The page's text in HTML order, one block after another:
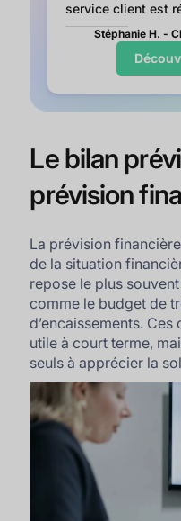
service client est
Stéphanie H. -
Le bilan
prévision
La prévision
de la situation
repose le plus
comme le budget de
d’encaissements.
utile à court terme,
seuls à apprécier la